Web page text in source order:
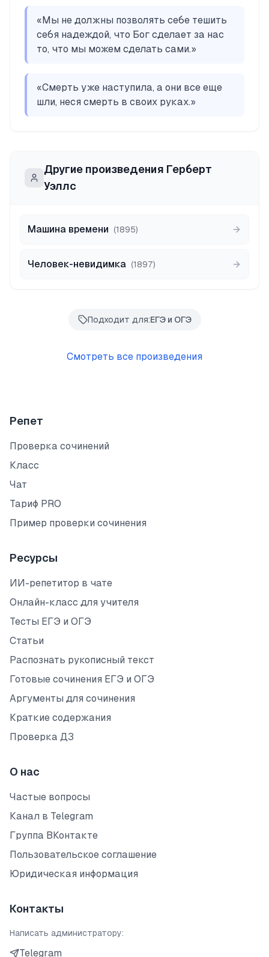
«Мы не должны позволять себе тешить
себя надеждой, что Бог сделает за нас
то, что мы можем сделать сами.»
«Смерть уже наступила, а они все еще
шли, неся смерть в своих руках.»
Другие произведения Герберт
Уэллс
Машина времени (1895)
Человек-невидимка (1897)
Подходит для:ЕГЭ и ОГЭ
Смотреть все произведения
Репет
Проверка сочинений
Класс
Чат
Тариф PRO
Пример проверки сочинения
Ресурсы
ИИ-репетитор в чате
Онлайн-класс для учителя
Тесты ЕГЭ и ОГЭ
Статьи
Распознать рукописный текст
Готовые сочинения ЕГЭ и ОГЭ
Аргументы для сочинения
Краткие содержания
Проверка ДЗ
О нас
Частые вопросы
Канал в Telegram
Группа ВКонтакте
Пользовательское соглашение
Юридическая информация
Контакты
Написать администратору:
Telegram